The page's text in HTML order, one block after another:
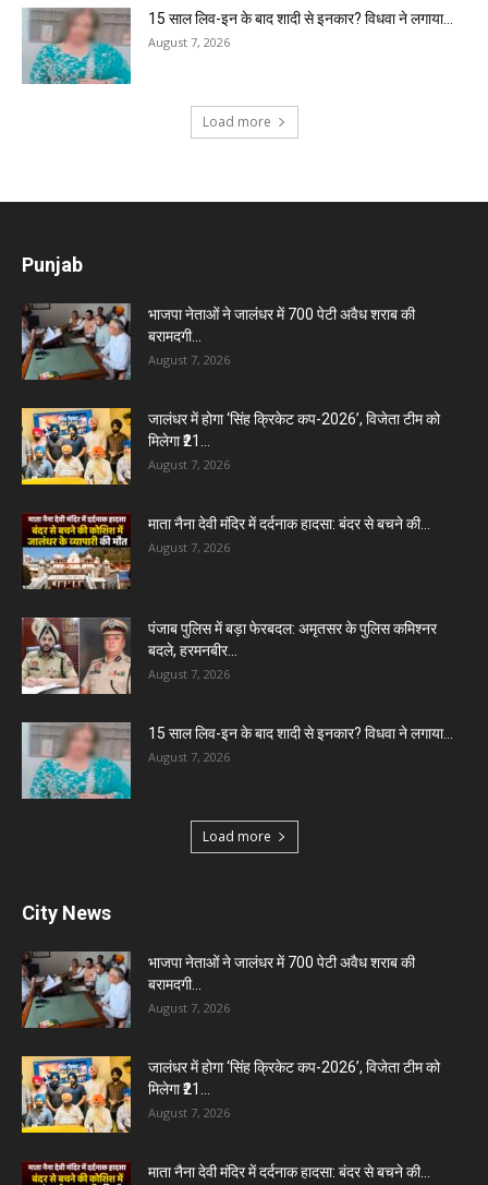
15 साल लिव-इन के बाद शादी से इनकार? विधवा ने लगाया...
August 7, 2026
Load more
Punjab
भाजपा नेताओं ने जालंधर में 700 पेटी अवैध शराब की
बरामदगी...
August 7, 2026
जालंधर में होगा ‘सिंह क्रिकेट कप-2026’, विजेता टीम को
मिलेगा ₹21...
August 7, 2026
माता नैना देवी मंदिर में दर्दनाक हादसा: बंदर से बचने की...
August 7, 2026
पंजाब पुलिस में बड़ा फेरबदल: अमृतसर के पुलिस कमिश्नर
बदले, हरमनबीर...
August 7, 2026
15 साल लिव-इन के बाद शादी से इनकार? विधवा ने लगाया...
August 7, 2026
Load more
City News
भाजपा नेताओं ने जालंधर में 700 पेटी अवैध शराब की
बरामदगी...
August 7, 2026
जालंधर में होगा ‘सिंह क्रिकेट कप-2026’, विजेता टीम को
मिलेगा ₹21...
August 7, 2026
माता नैना देवी मंदिर में दर्दनाक हादसा: बंदर से बचने की...